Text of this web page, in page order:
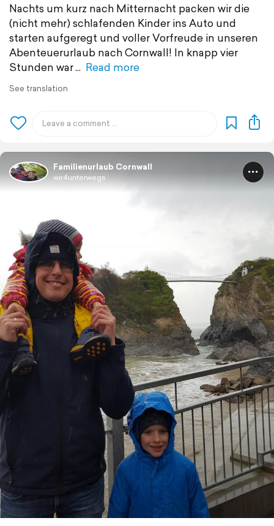
Nachts um kurz nach Mitternacht packen wir die
(nicht mehr) schlafenden Kinder ins Auto und
starten aufgeregt und voller Vorfreude in unseren
Abenteuerurlaub nach Cornwall! In knapp vier
Stunden war
Read more
See translation
Familienurlaub Cornwall
wir4unterwegs